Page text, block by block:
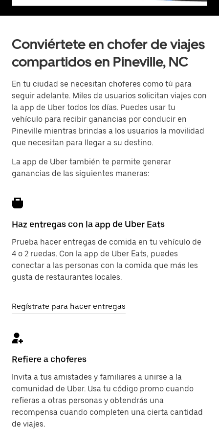
Conviértete en chofer de viajes
compartidos en Pineville, NC
En tu ciudad se necesitan choferes como tú para
seguir adelante. Miles de usuarios solicitan viajes con
la app de Uber todos los días. Puedes usar tu
vehículo para recibir ganancias por conducir en
Pineville mientras brindas a los usuarios la movilidad
que necesitan para llegar a su destino.
La app de Uber también te permite generar
ganancias de las siguientes maneras:
Haz entregas con la app de Uber Eats
Prueba hacer entregas de comida en tu vehículo de
4 o 2 ruedas. Con la app de Uber Eats, puedes
conectar a las personas con la comida que más les
gusta de restaurantes locales.
Regístrate para hacer entregas
Refiere a choferes
Invita a tus amistades y familiares a unirse a la
comunidad de Uber. Usa tu código promo cuando
refieras a otras personas y obtendrás una
recompensa cuando completen una cierta cantidad
de viajes.